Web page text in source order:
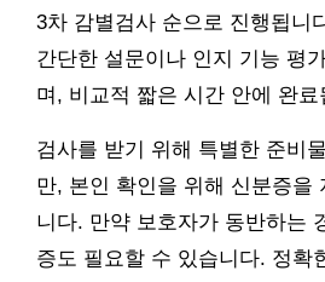
3차 감별검사 순으로 진행됩니
간단한 설문이나 인지 기능 평
며, 비교적 짧은 시간 안에 완료
검사를 받기 위해 특별한 준비
만, 본인 확인을 위해 신분증을
니다. 만약 보호자가 동반하는
증도 필요할 수 있습니다. 정확